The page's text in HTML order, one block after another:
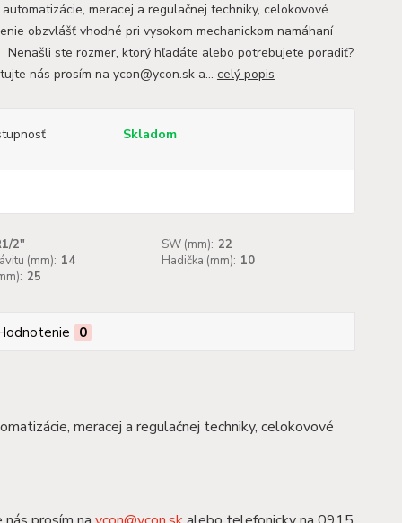
meracej a regulačnej techniky, celokovové
obzvlášť vhodné pri vysokom mechanickom namáhaní
ste rozmer, ktorý hľadáte alebo potrebujete poradiť?
nás prosím na ycon@ycon.sk a... celý popis
Skladom
2" SW (mm): 22
(mm): 14 Hadička (mm): 10
25
0
meracej a regulačnej techniky, celokovové